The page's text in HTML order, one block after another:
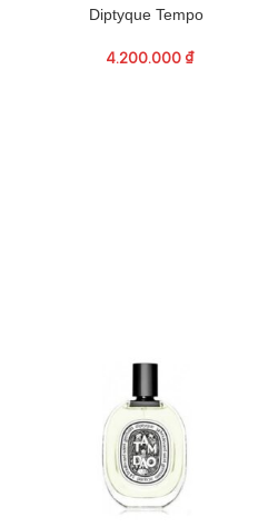
Diptyque Tempo
4.200.000 ₫